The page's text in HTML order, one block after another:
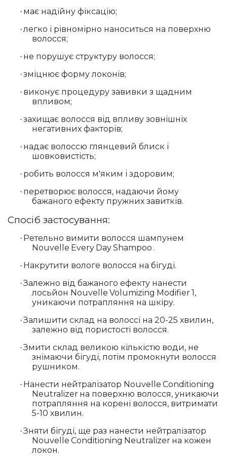
· має надійну фіксацію;
·легко і рівномірно наноситься на поверхню
волосся;
· не порушує структуру волосся;
·зміцнює форму локонів;
· виконує процедуру завивки з щадним
впливом;
·захищає волосся від впливу зовнішніх
негативних факторів;
· надає волоссю глянцевий блиск і
шовковистість;
· робить волосся м'яким і здоровим;
· перетворює волосся, надаючи йому
бажаного ефекту пружних завитків.
Спосіб застосування:
· Ретельно вимити волосся шампунем
Nouvelle Every DayShampoo .
· Накрутити вологе волосся на бігуді.
·Залежно від бажаного ефекту нанести
лосьйон Nouvelle Volumizing Modifier1,
уникаючи потрапляння на шкіру.
·Залишити склад на волоссі на 20-25 хвилин,
залежно від пористості волосся.
·Змити склад великою кількістю води, не
знімаючи бігуді, потім промокнути волосся
рушником.
· Нанести нейтралізатор Nouvelle Conditioning
Neutralizer на поверхню волосся, уникаючи
потрапляння на корені волосся, витримати
5-10 хвилин.
·Зняти бігуді, ще раз нанести нейтралізатор
Nouvelle Conditioning Neutralizer на кожен
локон.